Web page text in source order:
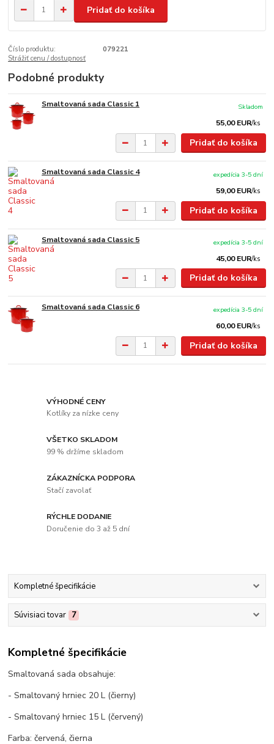
Pridať do košíka
Číslo produktu:
079221
Strážiť cenu / dostupnosť
Podobné produkty
Smaltovaná sada Classic 1
55,00 EUR/ks
Skladom
Pridať do košíka
Smaltovaná sada Classic 4
59,00 EUR/ks
expedícia 3-5 dní
Pridať do košíka
Smaltovaná sada Classic 5
45,00 EUR/ks
expedícia 3-5 dní
Pridať do košíka
Smaltovaná sada Classic 6
60,00 EUR/ks
expedícia 3-5 dní
Pridať do košíka
VÝHODNÉ CENY
Kotlíky za nízke ceny
VŠETKO SKLADOM
99 % držíme skladom
ZÁKAZNÍCKA PODPORA
Stačí zavolať
RÝCHLE DODANIE
Doručenie do 3 až 5 dní
Kompletné špecifikácie
Súvisiaci tovar 7
Kompletné špecifikácie
Smaltovaná sada obsahuje:
- Smaltovaný hrniec 20 L (čierny)
- Smaltovaný hrniec 15 L (červený)
Farba: červená, čierna